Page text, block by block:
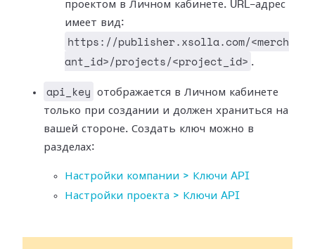
проектом в Личном кабинете. URL-адрес
имеет вид:
https://publisher.xsolla.com/<merch
ant_id>/projects/<project_id> .
api_key
отображается в Личном кабинете
только при создании и должен храниться на
вашей стороне. Создать ключ можно в
разделах:
Настройки компании > Ключи API
Настройки проекта > Ключи API